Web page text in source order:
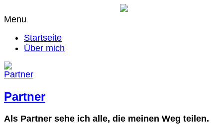
Menu
Startseite
Über mich
Partner
Als Partner sehe ich alle, die meinen Weg teilen.